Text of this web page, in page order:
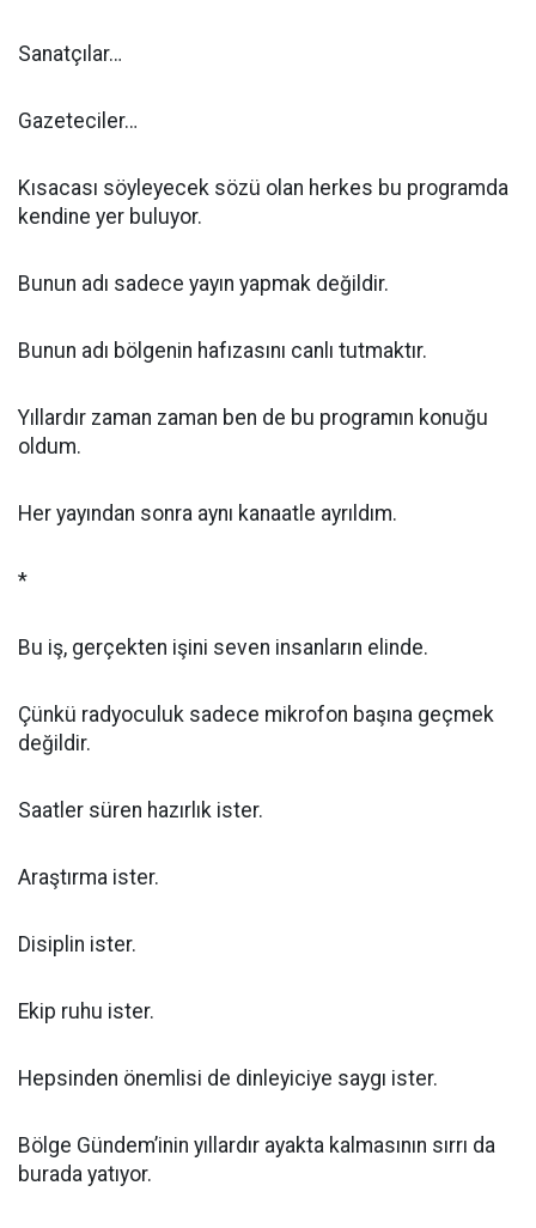
Sanatçılar…
Gazeteciler…
Kısacası söyleyecek sözü olan herkes bu programda
kendine yer buluyor.
Bunun adı sadece yayın yapmak değildir.
Bunun adı bölgenin hafızasını canlı tutmaktır.
Yıllardır zaman zaman ben de bu programın konuğu
oldum.
Her yayından sonra aynı kanaatle ayrıldım.
*
Bu iş, gerçekten işini seven insanların elinde.
Çünkü radyoculuk sadece mikrofon başına geçmek
değildir.
Saatler süren hazırlık ister.
Araştırma ister.
Disiplin ister.
Ekip ruhu ister.
Hepsinden önemlisi de dinleyiciye saygı ister.
Bölge Gündem’inin yıllardır ayakta kalmasının sırrı da
burada yatıyor.